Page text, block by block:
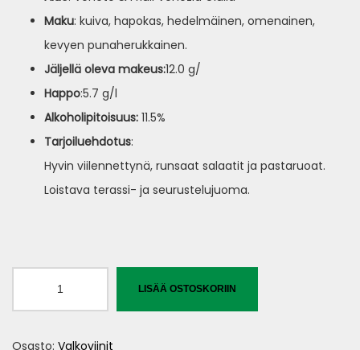
Maku: kuiva, hapokas, hedelmäinen, omenainen,
kevyen punaherukkainen.
Jäljella oleva makeus:12.0 g/
Happo:5.7 g/l
Alkoholipitoisuus: 11.5%
Tarjoiluehdotus:
Hyvin viilennettynä, runsaat salaatit ja pastaruoat.
Loistava terassi- ja seurustelujuoma.
LISÄÄ OSTOSKORIIN
Osasto: Valkoviinit